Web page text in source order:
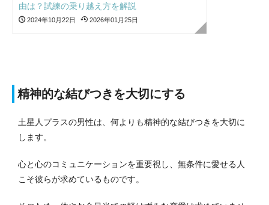
由は？試練の乗り越え方を解説
2024年10月22日 2026年01月25日
精神的な結びつきを大切にする
土星人プラスの男性は、何よりも精神的な結びつきを大切に
します。
心と心のコミュニケーションを重要視し、無条件に愛せる人
こそ彼らが求めているものです。